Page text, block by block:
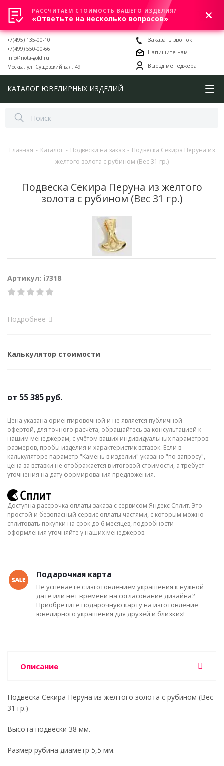
0
+7(495) 135-00-10
+7(499) 550-00-66
info@nota-gold.ru
Москва, ул. Сущевский вал, 49
Заказать звонок
Напишите нам
Выезд менеджера
КАТАЛОГ ЮВЕЛИРНЫХ ИЗДЕЛИЙ
Главная - Каталог - Подвески на заказ - Подвеска Секира Перуна из
желтого золота с рубином (Вес 31 гр.)
Подвеска Секира Перуна из желтого
золота с рубином (Вес 31 гр.)
Артикул: i7318
Подробнее
Калькулятор стоимости
от 55 385 руб.
Цена указана ориентировочной и не является публичной
офертой, для точного расчёта, обращайтесь за консультацией к
нашим менеджерам, с учётом ваших индивидуальных параметров:
размеров, пробы изделия и характеристик вставок. Если в
калькуляторе параметр "Камень в изделии" указано "по запросу",
цена за вставки не отображается в итоговой стоимости, а требует
уточнения на дату формирования предложения.
Доступна рассрочка оплаты заказа с сервисом Яндекс Сплит. Это
простой и безопасный сервис оплаты частями, с которым можно
сплитовать покупки на срок до 6 месяцев, подробности
оформления уточняйте у наших менеджеров.
Подарочная карта
Не успеваете с изготовлением украшения к нужной
дате или нет времени на согласование дизайна?
Приобретите подарочную карту на изготовление
ювелирного украшения для друзей и близких!
Описание
Подвеска Секира Перуна из желтого золота с рубином (Вес
31 гр.)
Высота подвески 38 мм.
Размер рубина диаметр 5,5 мм.
РАССЧИТАЕМ СТОИМОСТЬ ВАШЕГО ИЗДЕЛИЯ?
«Ответьте на несколько вопросов»